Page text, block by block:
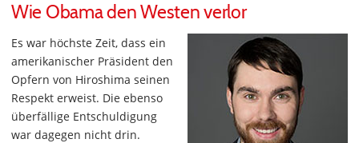
Wie Obama den Westen verlor
Es war höchste Zeit, dass ein
amerikanischer Präsident den
Opfern von Hiroshima seinen
Respekt erweist. Die ebenso
überfällige Entschuldigung
war dagegen nicht drin.